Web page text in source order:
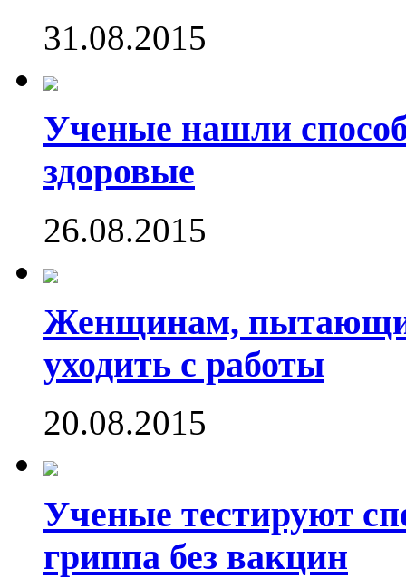
31.08.2015
Ученые нашли
здоровые
26.08.2015
Женщинам,
уходить с работы
20.08.2015
Ученые тестируют
гриппа без вакцин